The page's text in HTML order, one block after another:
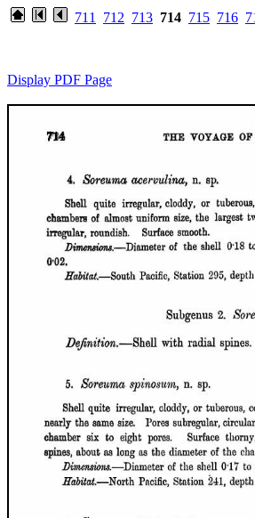
711 712 713 714 715 716
Display PDF Page